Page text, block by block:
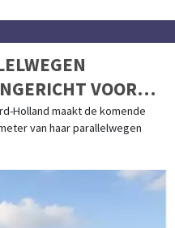
VOOR
Holland maakt de komende
van haar parallelwegen